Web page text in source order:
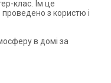
клас. Їм це
проведено з користю і
в домі за